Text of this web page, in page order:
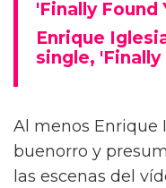
'Finally Found
Enrique
single, 'Finally
Al menos Enrique
buenorro y
las escenas del